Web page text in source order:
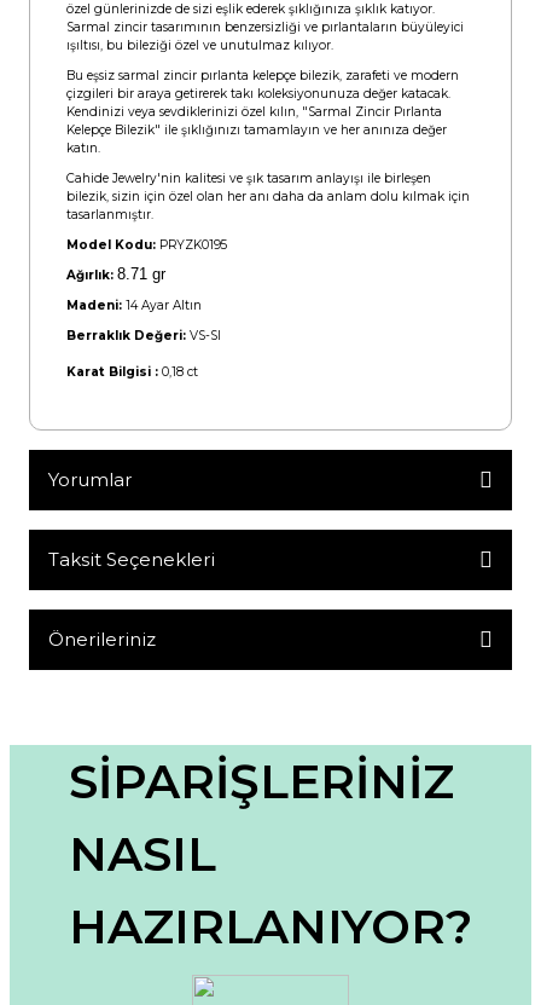
özel günlerinizde de sizi eşlik ederek şıklığınıza şıklık katıyor.
Sarmal zincir tasarımının benzersizliği ve pırlantaların büyüleyici
ışıltısı, bu bileziği özel ve unutulmaz kılıyor.
Bu eşsiz sarmal zincir pırlanta kelepçe bilezik, zarafeti ve modern
çizgileri bir araya getirerek takı koleksiyonunuza değer katacak.
Kendinizi veya sevdiklerinizi özel kılın, "Sarmal Zincir Pırlanta
Kelepçe Bilezik" ile şıklığınızı tamamlayın ve her anınıza değer
katın.
Cahide Jewelry'nin kalitesi ve şık tasarım anlayışı ile birleşen
bilezik, sizin için özel olan her anı daha da anlam dolu kılmak için
tasarlanmıştır.
Model Kodu: PRYZK0195
Ağırlık: 8.71 gr
Madeni: 14 Ayar Altın
Berraklık Değeri: VS-SI
Karat Bilgisi : 0,18 ct
Yorumlar
Bu ürüne ilk yorumu siz yapın!
Taksit Seçenekleri
Önerileriniz
Görüş ve önerileriniz için teşekkür ederiz.
Ürün resmi kalitesiz, bozuk veya görüntülenemiyor.
Ürün açıklamasında eksik bilgiler bulunuyor.
Ürün fiyatı diğer sitelerden daha pahalı.
Bu ürüne benzer farklı alternatifler olmalı.
SİPARİŞLERİNİZ
NASIL
HAZIRLANIYOR?